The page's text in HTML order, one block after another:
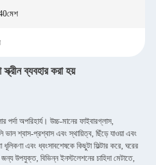
ব্যবহার করা হয়
পর্দা অপরিহার্য। উচ্চ-মানের ফাইবারগ্লাস,
ভাল শ্বাস-প্রশ্বাস এবং স্থায়িত্ব, ছিঁড়ে যাওয়া এবং
এবং ধ্বংসাবশেষকে কিছুটা ফিল্টার করে, ঘরের
উপযুক্ত, বিভিন্ন ইনস্টলেশনের চাহিদা মেটাতে,